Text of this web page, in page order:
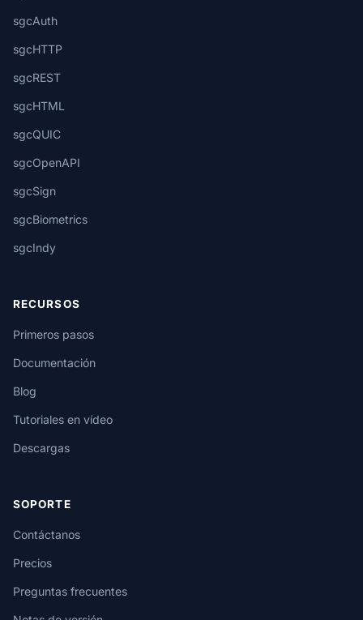
sgcAuth
sgcHTTP
sgcREST
sgcHTML
sgcQUIC
sgcOpenAPI
sgcSign
sgcBiometrics
sgcIndy
RECURSOS
Primeros pasos
Documentación
Blog
Tutoriales en vídeo
Descargas
SOPORTE
Contáctanos
Precios
Preguntas frecuentes